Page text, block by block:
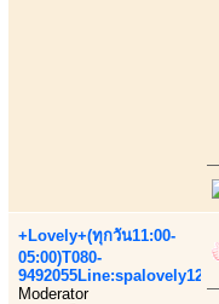
+Lovely+(ทุกวัน11:00-
05:00)T080-
9492055Line:spalovely123
Moderator